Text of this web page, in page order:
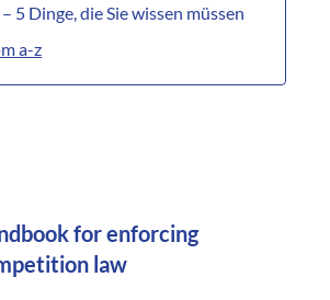
5 Dinge, die Sie wissen müssen
a-z
for enforcing
law